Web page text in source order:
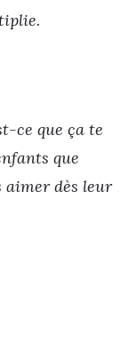
ce que ça te
que
aimer dès leur